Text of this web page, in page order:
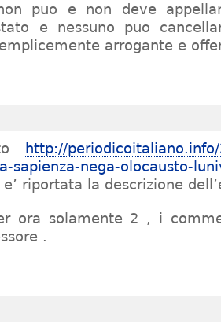
puo e non deve
e nessuno puo
arrogante e
http://
sapienza-nega-olocausto-
e’ riportata la descrizione
ora solamente 2 , i
.